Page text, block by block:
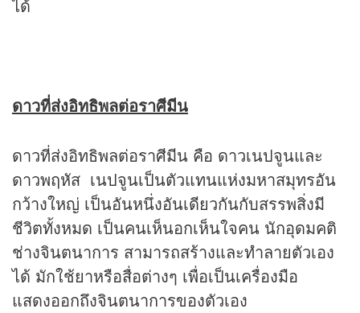
ได้
ดาวที่ส่งอิทธิพลต่อราศีมีน
ดาวที่ส่งอิทธิพลต่อราศีมีน คือ ดาวเนปจูนและ
ดาวพฤหัส เนปจูนเป็นตัวแทนแห่งมหาสมุทรอัน
กว้างใหญ่ เป็นอันหนึ่งอันเดียวกันกับสรรพสิ่งมี
ชีวิตทั้งหมด เป็นคนเห็นอกเห็นใจคน นักอุดมคติ
ช่างจินตนาการ สามารถสร้างและทำลายตัวเอง
ได้ มักใช้ยาหรือสื่อต่างๆ เพื่อเป็นเครื่องมือ
แสดงออกถึงจินตนาการของตัวเอง